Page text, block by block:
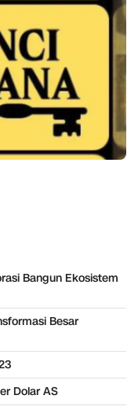
Bangun Ekosistem
Besar
Dolar AS